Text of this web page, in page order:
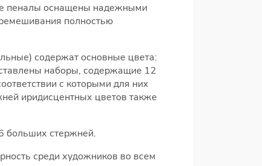
пеналы оснащены надежными
полностью
содержат основные цвета:
наборы, содержащие 12
с которыми для них
иридисцентных цветов также
больших стержней.
среди художников во всем